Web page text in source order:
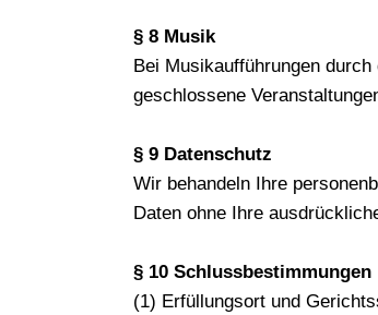
§ 8 Musik
Bei Musikaufführungen
geschlossene
§ 9 Datenschutz
Wir behandeln Ihre
Daten ohne Ihre
§ 10 Schlussbestimmungen
(1) Erfüllungsort und